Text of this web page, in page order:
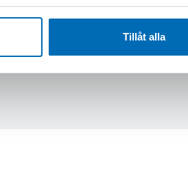
Tillåt alla
(18863)